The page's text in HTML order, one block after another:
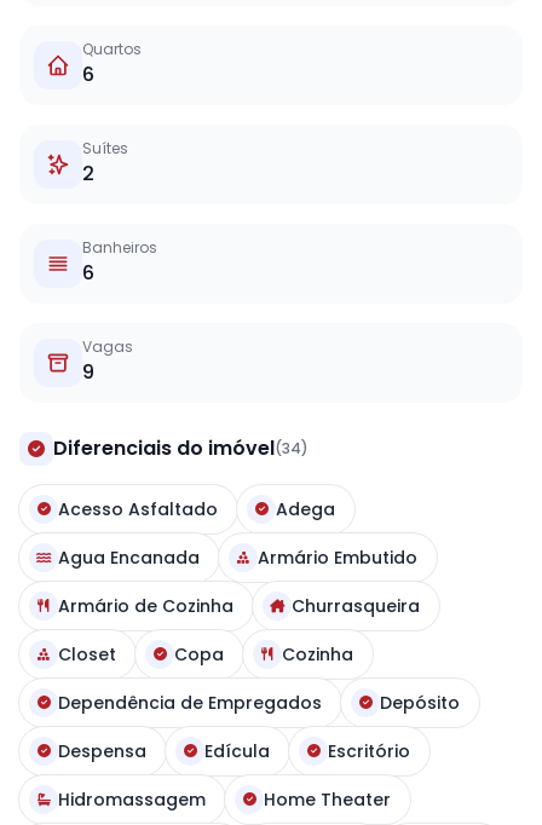
Quartos
6
Suítes
2
Banheiros
6
Vagas
9
Diferenciais do imóvel(34)
Acesso Asfaltado
Adega
Agua Encanada
Armário Embutido
Armário de Cozinha
Churrasqueira
Closet
Copa
Cozinha
Dependência de Empregados
Depósito
Despensa
Edícula
Escritório
Hidromassagem
Home Theater